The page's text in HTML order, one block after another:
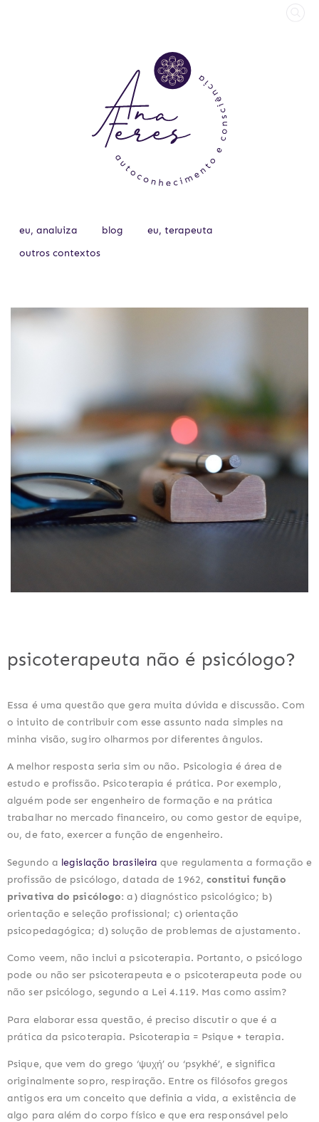
eu, analuiza blog
eu, terapeuta
outros contextos
psicoterapeuta não é psicólogo?
Essa é uma questão que gera muita dúvida e discussão. Com
o intuito de contribuir com esse assunto nada simples na
minha visão, sugiro olharmos por diferentes ângulos.
A melhor resposta seria sim ou não. Psicologia é área de
estudo e profissão. Psicoterapia é prática. Por exemplo,
alguém pode ser engenheiro de formação e na prática
trabalhar no mercado financeiro, ou como gestor de equipe,
ou, de fato, exercer a função de engenheiro.
Segundo a legislação brasileira que regulamenta a formação e
profissão de psicólogo, datada de 1962, constitui função
privativa do psicólogo: a) diagnóstico psicológico; b)
orientação e seleção profissional; c) orientação
psicopedagógica; d) solução de problemas de ajustamento.
Como veem, não inclui a psicoterapia. Portanto, o psicólogo
pode ou não ser psicoterapeuta e o psicoterapeuta pode ou
não ser psicólogo, segundo a Lei 4.119. Mas como assim?
Para elaborar essa questão, é preciso discutir o que é a
prática da psicoterapia. Psicoterapia = Psique + terapia.
Psique, que vem do grego ‘ψυχή’ ou ‘psykhé’, e significa
originalmente sopro, respiração. Entre os filósofos gregos
antigos era um conceito que definia a vida, a existência de
algo para além do corpo físico e que era responsável pelo